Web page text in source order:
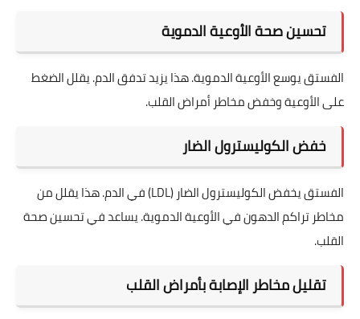
تحسين صحة الأوعية الدموية
الفستق يوسع الأوعية الدموية. هذا يزيد تدفق الدم. يقلل الضغط
على الأوعية وخفض مخاطر أمراض القلب.
خفض الكوليسترول الضار
الفستق يخفض الكوليسترول الضار (LDL) في الدم. هذا يقلل من
مخاطر تراكم الدهون في الأوعية الدموية. يساعد في تحسين صحة
القلب.
تقليل مخاطر الإصابة بأمراض القلب